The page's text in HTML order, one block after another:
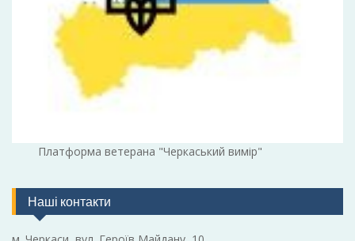
Платформа ветерана "Черкаський вимір"
Наші контакти